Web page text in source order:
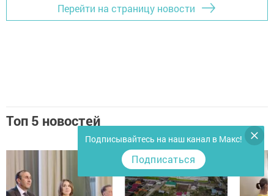
Перейти на страницу новости
Топ 5 новостей
Подписывайтесь на наш канал в Макс!
Подписаться